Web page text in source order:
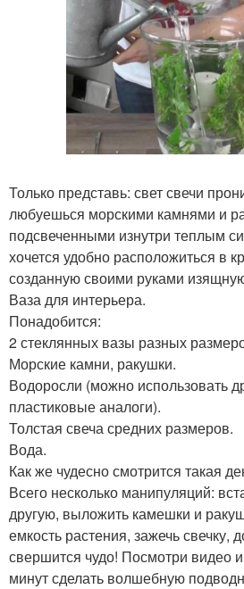
Только представь: свет свечи
любуешься морскими камнями и
подсвеченными изнутри теплым
хочется удобно расположиться в
созданную своими руками
Ваза для интерьера.
Понадобится:
2 стеклянных вазы разных
Морские камни, ракушки.
Водоросли (можно использовать
пластиковые аналоги).
Толстая свеча средних размеров.
Вода.
Как же чудесно смотрится такая
Всего несколько манипуляций:
другую, выложить камешки и
емкость растения, зажечь свечку,
свершится чудо! Посмотри видео
минут сделать волшебную